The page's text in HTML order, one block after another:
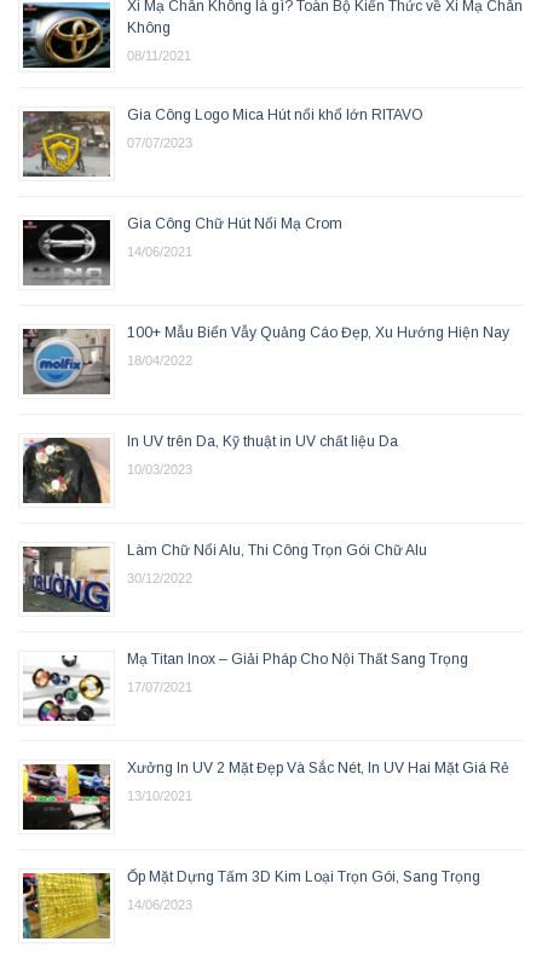
Xi Mạ Chân Không là gì? Toàn Bộ Kiến Thức về Xi Mạ Chân
Không
08/11/2021
Gia Công Logo Mica Hút nổi khổ lớn RITAVO
07/07/2023
Gia Công Chữ Hút Nổi Mạ Crom
14/06/2021
100+ Mẫu Biển Vẫy Quảng Cáo Đẹp, Xu Hướng Hiện Nay
18/04/2022
In UV trên Da, Kỹ thuật in UV chất liệu Da
10/03/2023
Làm Chữ Nổi Alu, Thi Công Trọn Gói Chữ Alu
30/12/2022
Mạ Titan Inox – Giải Pháp Cho Nội Thất Sang Trọng
17/07/2021
Xưởng In UV 2 Mặt Đẹp Và Sắc Nét, In UV Hai Mặt Giá Rẻ
13/10/2021
Ốp Mặt Dựng Tấm 3D Kim Loại Trọn Gói, Sang Trọng
14/06/2023